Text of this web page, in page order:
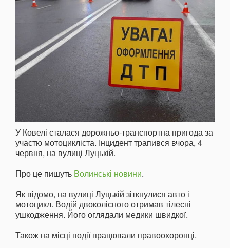
У Ковелі сталася дорожньо-транспортна пригода за
участю мотоцикліста. Інцидент трапився вчора, 4
червня, на вулиці Луцькій.
Про це пишуть Волинські новини.
Як відомо, на вулиці Луцькій зіткнулися авто і
мотоцикл. Водій двоколісного отримав тілесні
ушкодження. Його оглядали медики швидкої.
Також на місці події працювали правоохоронці.